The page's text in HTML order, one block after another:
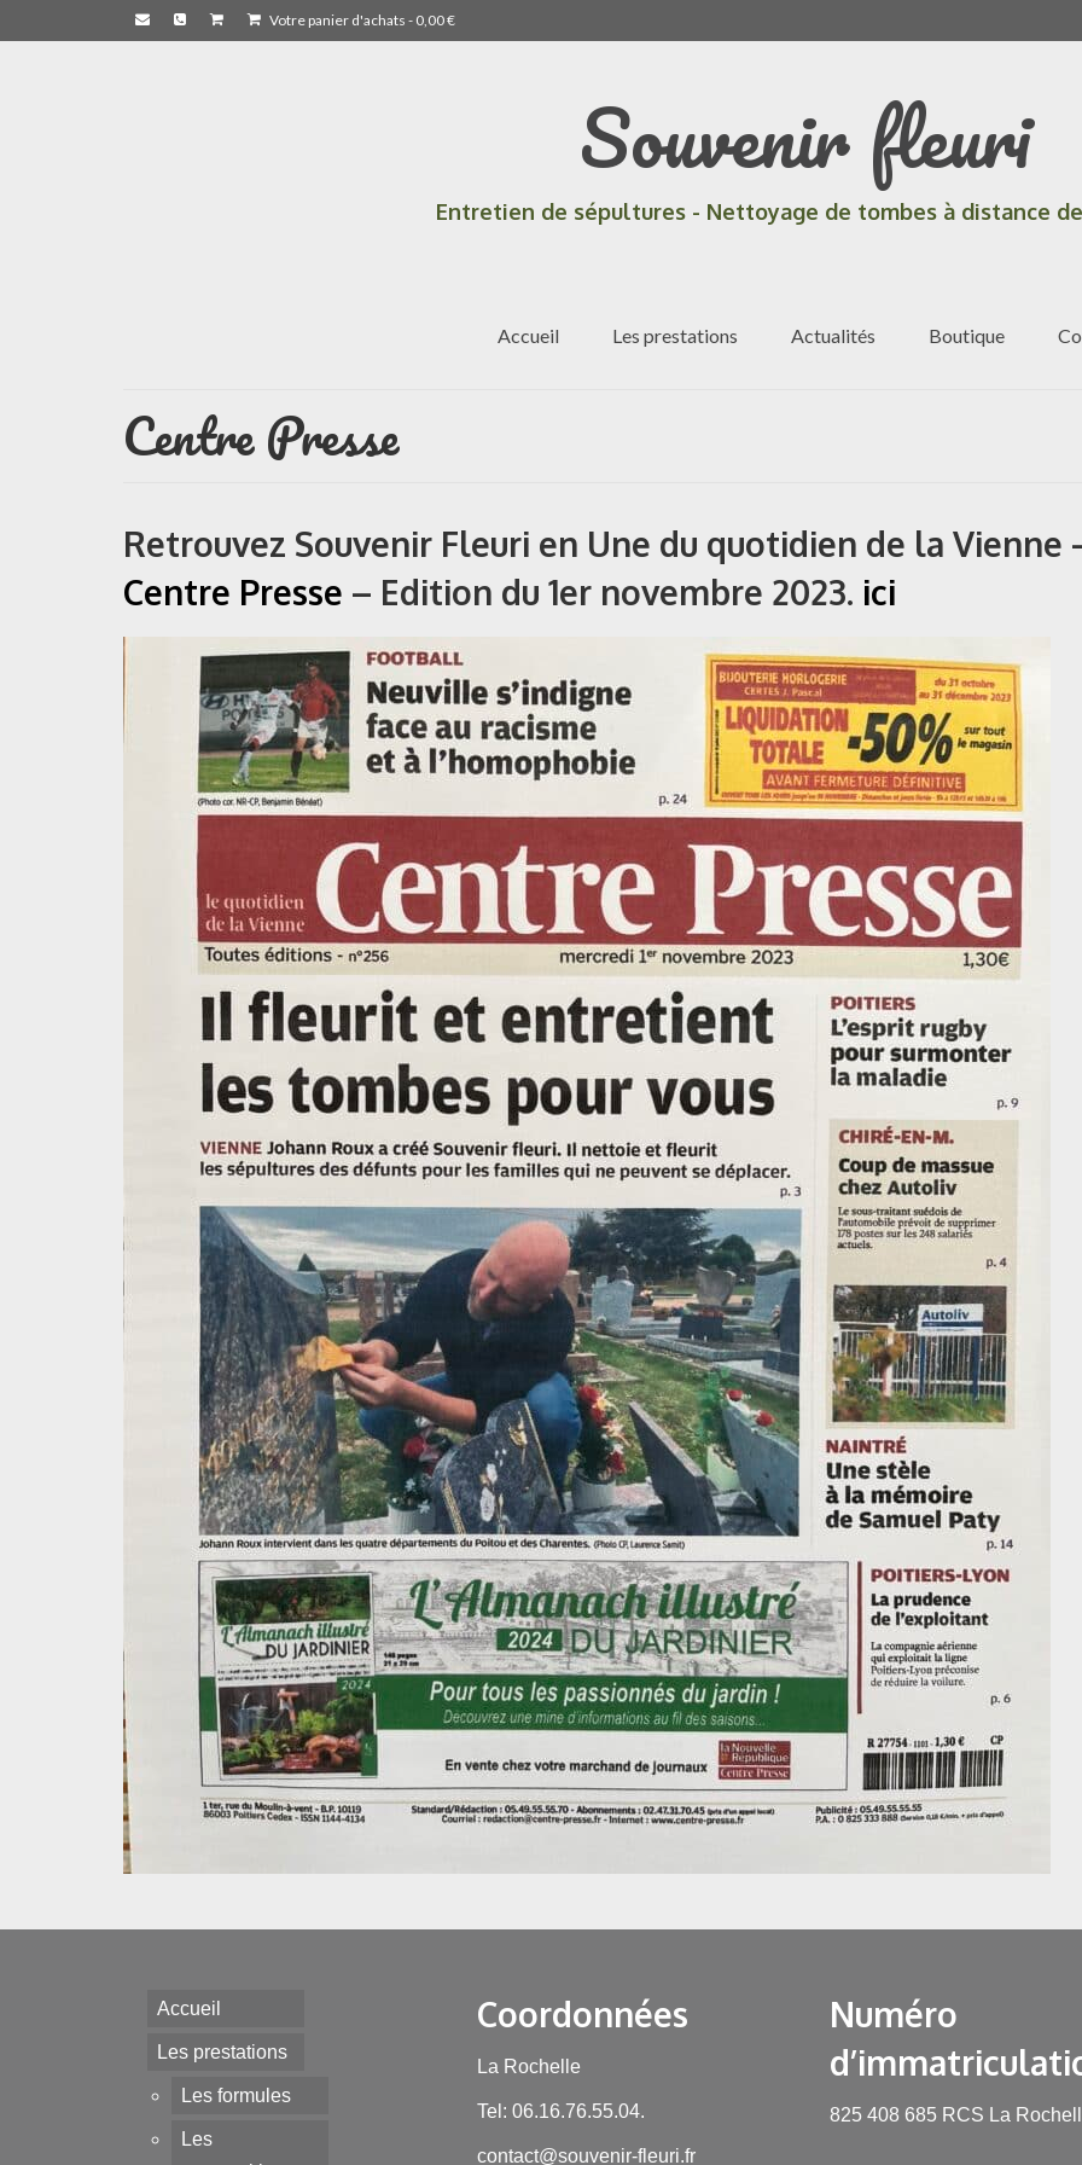
Votre panier d'achats - 0,00€
Souvenir fleuri
Entretien de sépultures - Nettoyage de tombes à distance
Accueil Les prestations Actualités Boutique
Centre Presse
Retrouvez Souvenir Fleuri en Une du quotidien de la Vienne
Centre Presse – Edition du 1er novembre 2023. ici
Accueil
Les prestations
Les formules
Les
Coordonnées
La Rochelle
Tel: 06.16.76.55.04.
contact@souvenir-fleuri.fr
Numéro
825 408 685 RCS La